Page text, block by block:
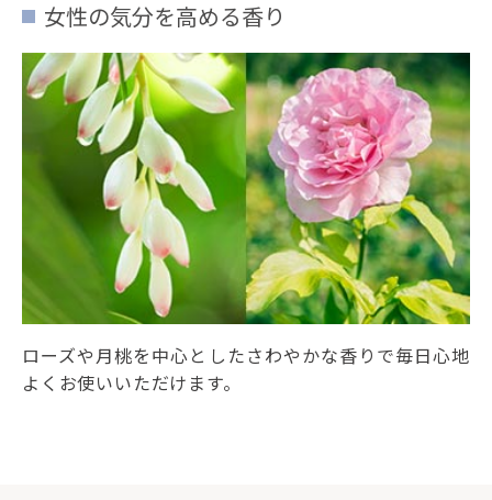
女性の気分を高める香り
ローズや月桃を中心としたさわやかな香りで毎日心地
よくお使いいただけます。